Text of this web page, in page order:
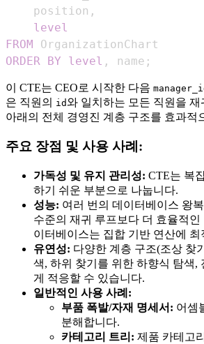
    position
,
level
FROM
ORDER
BY level , name ;
이 CTE는 CEO로 시작한 다음
은 직원의 id와 일치하는 모든 직원을 재
아래의 전체 경영진 계층 구조를 효과적
주요 장점 및 사용 사례:
가독성 및 유지 관리성: CTE는 복
하기 쉬운 부분으로 나눕니다.
성능: 여러 번의 데이터베이스 왕
수준의 재귀 루프보다 더 효율적인
이터베이스는 집합 기반 연산에
유연성: 다양한 계층 구조(조상 찾
색, 하위 찾기를 위한 하향식 탐색,
게 적응할 수 있습니다.
일반적인 사용 사례:
부품 폭발/자재 명세서: 어셈
분해합니다.
카테고리 트리: 제품 카테고